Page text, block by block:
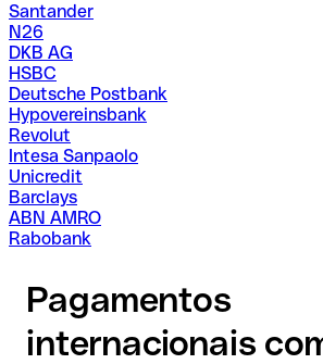
Santander
N26
DKB AG
HSBC
Deutsche Postbank
Hypovereinsbank
Revolut
Intesa Sanpaolo
Unicredit
Barclays
ABN AMRO
Rabobank
Pagamentos
internacionais